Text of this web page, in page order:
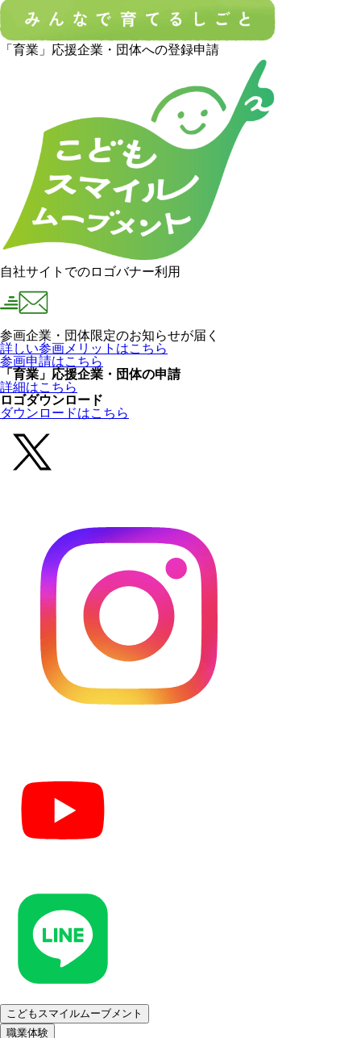
「育業」応援企業・団体への登録申請
自社サイトでのロゴバナー利用
参画企業・団体限定のお知らせが届く
詳しい参画メリットはこちら
参画申請はこちら
「育業」応援企業・団体の申請
詳細はこちら
ロゴダウンロード
ダウンロードはこちら
こどもスマイルムーブメント
職業体験